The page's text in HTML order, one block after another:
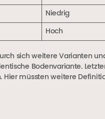
Niedrig
Hoch
sich weitere Varianten
Bodenvariante.
müssten weitere